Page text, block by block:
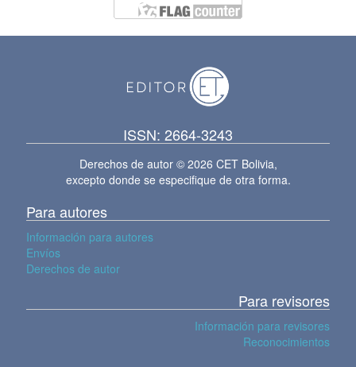
ISSN: 2664-3243
Derechos de autor © 2026 CET Bolivia,
excepto donde se especifique de otra forma.
Para autores
Información para autores
Envíos
Derechos de autor
Para revisores
Información para revisores
Reconocimientos